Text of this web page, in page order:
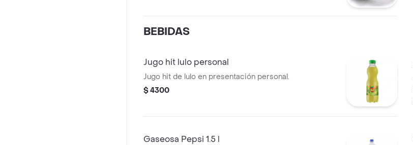
BEBIDAS
Jugo hit lulo personal
Jugo hit de lulo en presentación personal.
$ 4300
Gaseosa Pepsi 1.5 l